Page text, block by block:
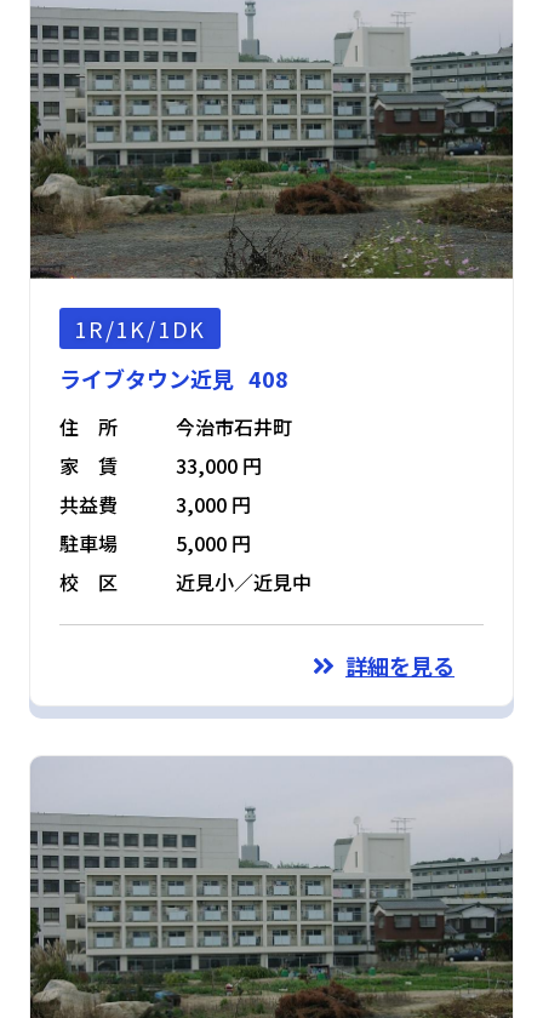
1R/1K/1DK
ライブタウン近見 408
住 所
今治市石井町
家 賃
33,000 円
共益費
3,000 円
駐車場
5,000 円
校 区
近見小／近見中
詳細を見る